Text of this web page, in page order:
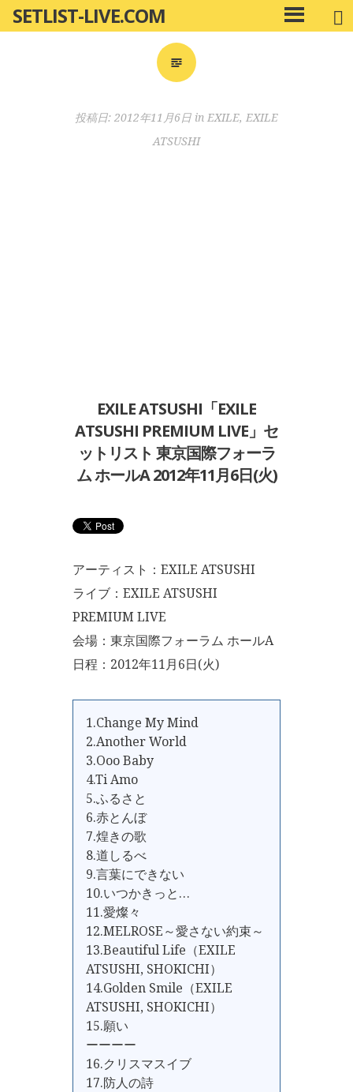
ン
SETLIST-LIVE.COM
メ
イ
投稿日: 2012年11月6日 in EXILE, EXILE
ATSUSHI
EXILE ATSUSHI「EXILE
ATSUSHI PREMIUM LIVE」セ
ットリスト 東京国際フォーラ
ム ホールA 2012年11月6日(火)
アーティスト：EXILE ATSUSHI
ライブ：EXILE ATSUSHI
PREMIUM LIVE
会場：東京国際フォーラム ホールA
日程：2012年11月6日(火)
1.Change My Mind
2.Another World
3.Ooo Baby
4.Ti Amo
5.ふるさと
6.赤とんぼ
7.煌きの歌
8.道しるべ
9.言葉にできない
10.いつかきっと…
11.愛燦々
12.MELROSE～愛さない約束～
13.Beautiful Life（EXILE
ATSUSHI, SHOKICHI）
14.Golden Smile（EXILE
ATSUSHI, SHOKICHI）
15.願い
ーーーー
16.クリスマスイブ
17.防人の詩